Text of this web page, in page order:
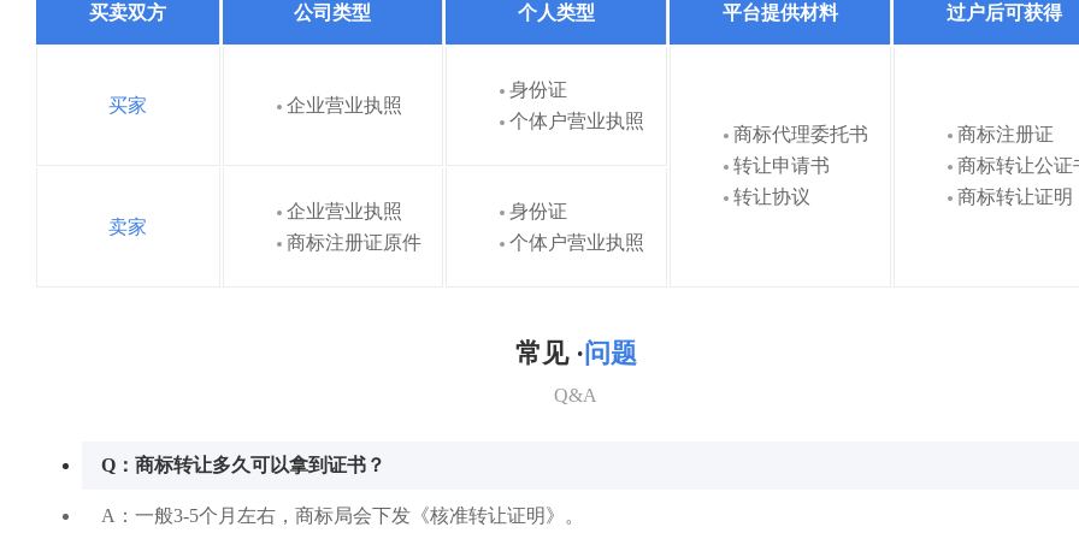
买卖双方 公司类型 个人类型 平台提供材料 过户后可获得
买家 企业营业执照
身份证
个体户营业执照
商标代理委托书
转让申请书
转让协议
商标注册证
商标转让公证
商标转让证明
卖家
企业营业执照
商标注册证原件
身份证
个体户营业执照
常见 ·问题
Q&A
Q：商标转让多久可以拿到证书？
A：一般3-5个月左右，商标局会下发《核准转让证明》。